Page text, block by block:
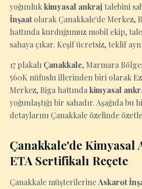
yoğunlukkimyasal ankraj talebini
İnşaatolarak Çanakkale'de Merkez,
hattında kurduğumuz mobil ekip,
sahaya çıkar. Keşif ücretsiz, teklif
17 plakalı Çanakkale, Marmara
560K nüfuslu illerinden biri olarak
Merkez, Biga hattında kimyasal
yoğunlaştığı bir sahadır. Aşağıda bu
detaylarını Çanakkale özelinde
Çanakkale'de
ETA Sertifikalı Reçete
Çanakkale müşterilerineAskarot